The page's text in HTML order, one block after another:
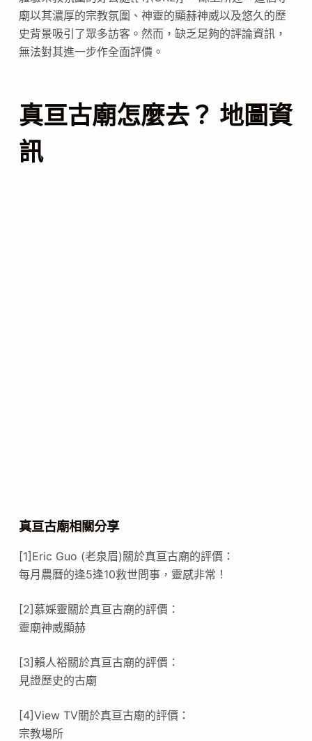
廟以其濃厚的宗教氛圍、神靈的顯赫神威以及悠久的歷
史背景吸引了眾多訪客。然而，缺乏足夠的評論資訊，
無法對其進一步作全面評價。
真亘古廟怎麼去？ 地圖資
訊
真亘古廟相關分享
[1]Eric Guo (老泉眉)關於真亘古廟的評價：
每月農曆的逢5逢10救世問事，靈感非常！
[2]慕婇靈關於真亘古廟的評價：
靈廟神威顯赫
[3]賴人裕關於真亘古廟的評價：
見證歷史的古廟
[4]View TV關於真亘古廟的評價：
宗教場所